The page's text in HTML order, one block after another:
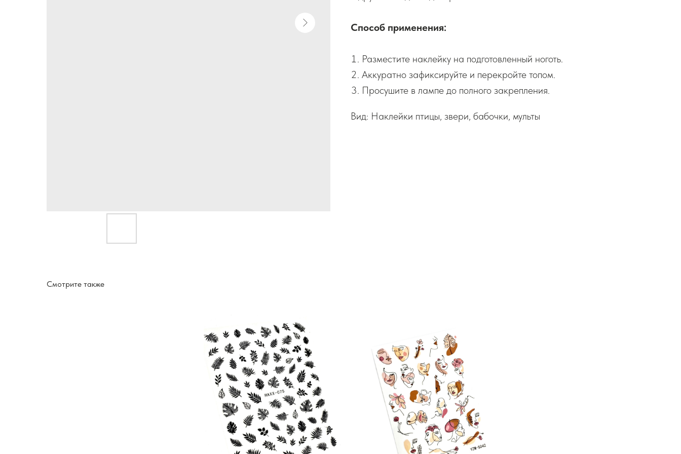
Способ применения:
Разместите наклейку на подготовленный ноготь.
Аккуратно зафиксируйте и перекройте топом.
Просушите в лампе до полного закрепления.
Вид: Наклейки птицы, звери, бабочки, мульты
Смотрите также